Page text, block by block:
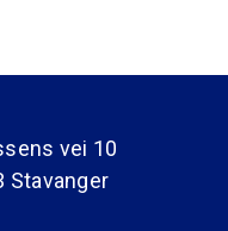
vei 10
Stavanger